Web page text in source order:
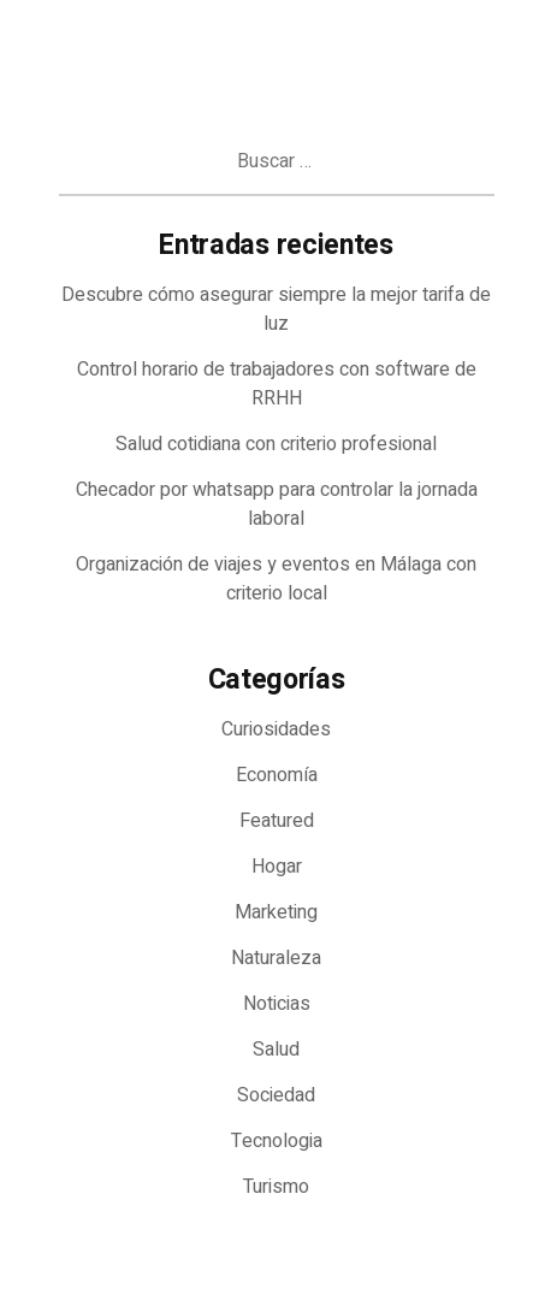
Entradas recientes
Descubre cómo asegurar siempre la mejor tarifa de
luz
Control horario de trabajadores con software de
RRHH
Salud cotidiana con criterio profesional
Checador por whatsapp para controlar la jornada
laboral
Organización de viajes y eventos en Málaga con
criterio local
Categorías
Curiosidades
Economía
Featured
Hogar
Marketing
Naturaleza
Noticias
Salud
Sociedad
Tecnologia
Turismo